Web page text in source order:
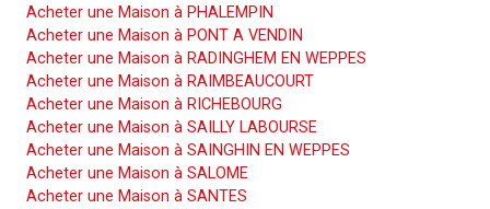
Acheter une Maison à PHALEMPIN
Acheter une Maison à PONT A VENDIN
Acheter une Maison à RADINGHEM EN WEPPES
Acheter une Maison à RAIMBEAUCOURT
Acheter une Maison à RICHEBOURG
Acheter une Maison à SAILLY LABOURSE
Acheter une Maison à SAINGHIN EN WEPPES
Acheter une Maison à SALOME
Acheter une Maison à SANTES